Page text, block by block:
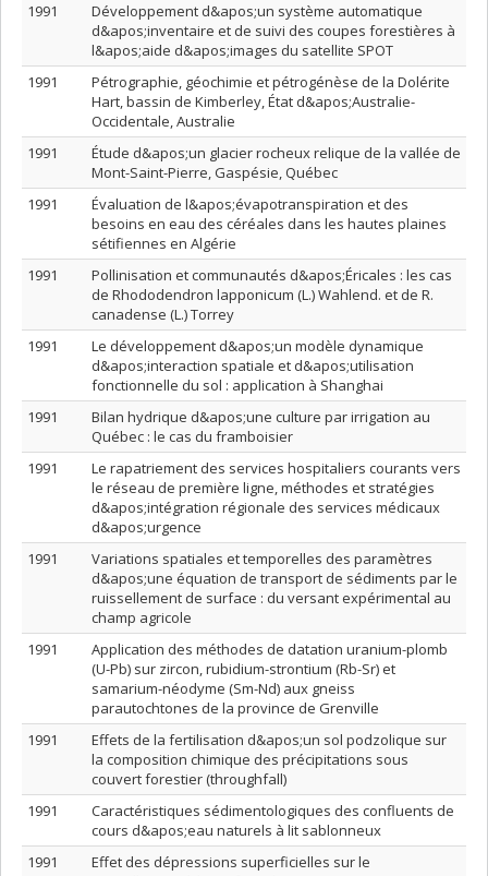
1991
Développement d&apos;un système automatique
d&apos;inventaire et de suivi des coupes forestières à
l&apos;aide d&apos;images du satellite SPOT
1991
Pétrographie, géochimie et pétrogénèse de la Dolérite
Hart, bassin de Kimberley, État d&apos;Australie-
Occidentale, Australie
1991
Étude d&apos;un glacier rocheux relique de la vallée de
Mont-Saint-Pierre, Gaspésie, Québec
1991
Évaluation de l&apos;évapotranspiration et des
besoins en eau des céréales dans les hautes plaines
sétifiennes en Algérie
1991
Pollinisation et communautés d&apos;Éricales : les cas
de Rhododendron lapponicum (L.) Wahlend. et de R.
canadense (L.) Torrey
1991
Le développement d&apos;un modèle dynamique
d&apos;interaction spatiale et d&apos;utilisation
fonctionnelle du sol : application à Shanghai
1991
Bilan hydrique d&apos;une culture par irrigation au
Québec : le cas du framboisier
1991
Le rapatriement des services hospitaliers courants vers
le réseau de première ligne, méthodes et stratégies
d&apos;intégration régionale des services médicaux
d&apos;urgence
1991
Variations spatiales et temporelles des paramètres
d&apos;une équation de transport de sédiments par le
ruissellement de surface : du versant expérimental au
champ agricole
1991
Application des méthodes de datation uranium-plomb
(U-Pb) sur zircon, rubidium-strontium (Rb-Sr) et
samarium-néodyme (Sm-Nd) aux gneiss
parautochtones de la province de Grenville
1991
Effets de la fertilisation d&apos;un sol podzolique sur
la composition chimique des précipitations sous
couvert forestier (throughfall)
1991
Caractéristiques sédimentologiques des confluents de
cours d&apos;eau naturels à lit sablonneux
1991
Effet des dépressions superficielles sur le